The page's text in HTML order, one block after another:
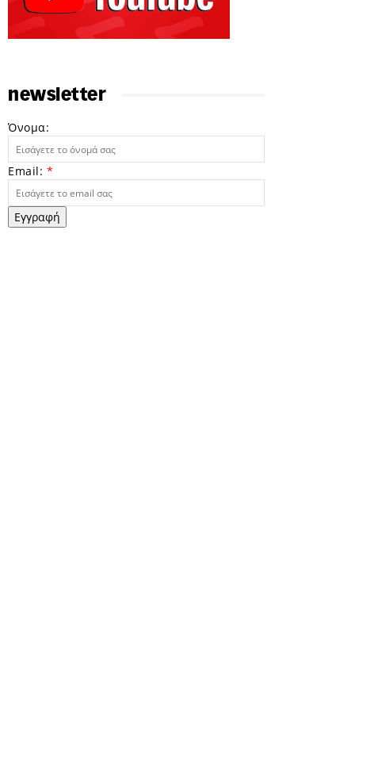
newsletter
Όνομα:
Email: *
Εγγραφή